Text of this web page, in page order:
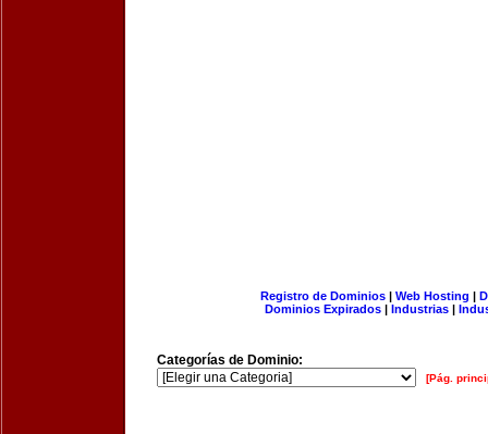
Registro de Dominios| Web Hosting |
Dominios Expirados | Industrias |
Categorías de Dominio:
[Pág.